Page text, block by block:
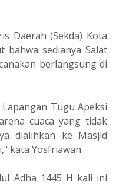
Daerah (Sekda) Kota
bahwa sedianya Salat
berlangsung di
Tugu Apeksi
cuaca yang tidak
dialihkan ke Masjid
kata Yosfriawan.
Adha 1445 H kali ini